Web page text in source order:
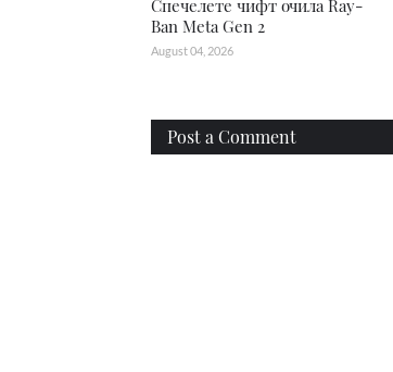
Спечелете чифт очила Ray-
Ban Meta Gen 2
August 04, 2026
Post a Comment